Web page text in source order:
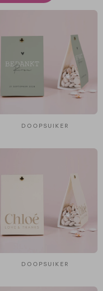
DOOPSUIKER
DOOPSUIKER